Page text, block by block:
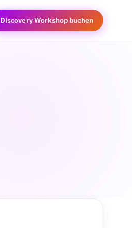
Discovery Workshop buchen